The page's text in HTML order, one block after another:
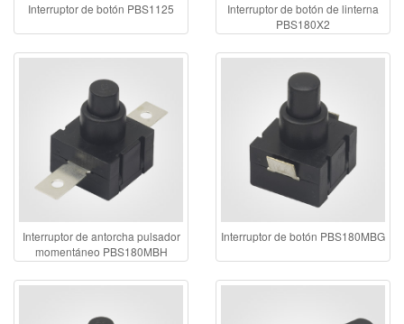
Interruptor de botón PBS1125
Interruptor de botón de linterna
PBS180X2
Interruptor de antorcha pulsador
momentáneo PBS180MBH
Interruptor de botón PBS180MBG